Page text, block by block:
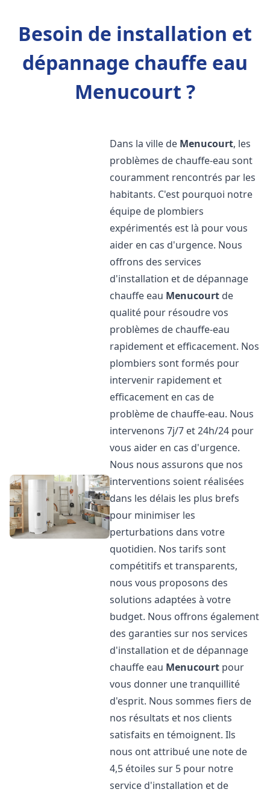
Besoin de installation et
dépannage chauffe eau
Menucourt ?
Dans la ville de Menucourt, les
problèmes de chauffe-eau sont
couramment rencontrés par les
habitants. C'est pourquoi notre
équipe de plombiers
expérimentés est là pour vous
aider en cas d'urgence. Nous
offrons des services
d'installation et de dépannage
chauffe eau Menucourt de
qualité pour résoudre vos
problèmes de chauffe-eau
rapidement et efficacement. Nos
plombiers sont formés pour
intervenir rapidement et
efficacement en cas de
problème de chauffe-eau. Nous
intervenons 7j/7 et 24h/24 pour
vous aider en cas d'urgence.
Nous nous assurons que nos
interventions soient réalisées
dans les délais les plus brefs
pour minimiser les
perturbations dans votre
quotidien. Nos tarifs sont
compétitifs et transparents,
nous vous proposons des
solutions adaptées à votre
budget. Nous offrons également
des garanties sur nos services
d'installation et de dépannage
chauffe eau Menucourt pour
vous donner une tranquillité
d'esprit. Nous sommes fiers de
nos résultats et nos clients
satisfaits en témoignent. Ils
nous ont attribué une note de
4,5 étoiles sur 5 pour notre
service d'installation et de